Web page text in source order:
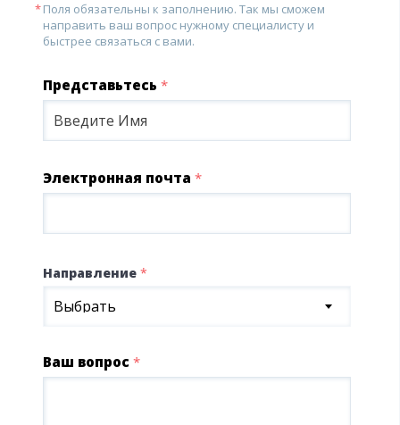
Поля обязательны к заполнению. Так мы сможем
направить ваш вопрос нужному специалисту и
быстрее связаться с вами.
Представьтесь *
Электронная почта *
Направление *
Выбрать
Ваш вопрос *